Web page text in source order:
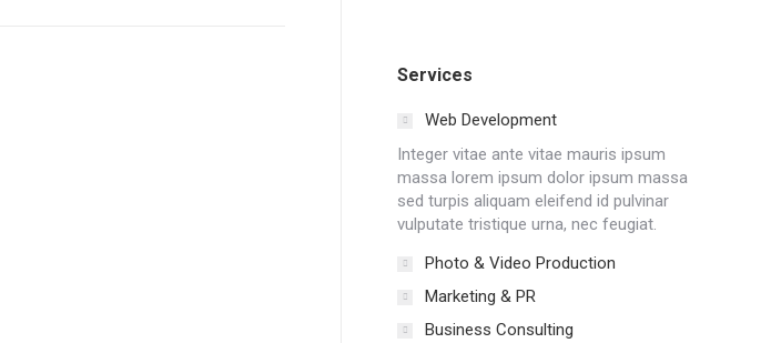
Services
Web Development
Integer vitae ante vitae mauris ipsum
massa lorem ipsum dolor ipsum massa
sed turpis aliquam eleifend id pulvinar
vulputate tristique urna, nec feugiat.
Photo & Video Production
Marketing & PR
Business Consulting